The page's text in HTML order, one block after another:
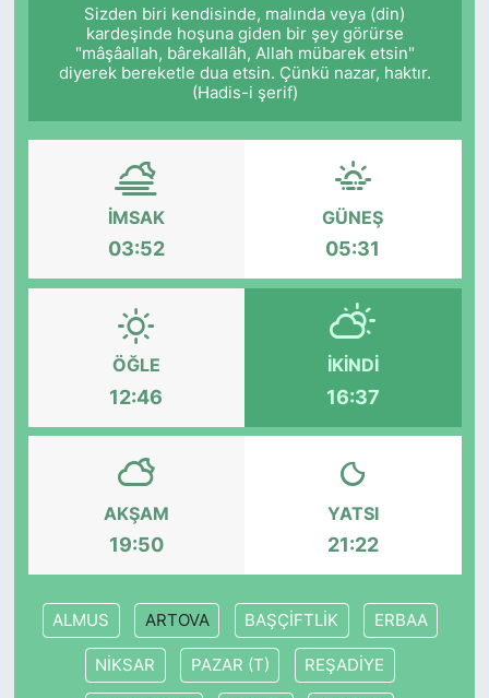
Sizden biri kendisinde, malında veya (din)
kardeşinde hoşuna giden bir şey görürse
"mâşâallah, bârekallâh, Allah mübarek etsin"
diyerek bereketle dua etsin. Çünkü nazar, haktır.
(Hadis-i şerif)
İMSAK
03:52
GÜNEŞ
05:31
ÖĞLE
12:46
İKINDI
16:37
AKŞAM
19:50
YATSI
21:22
ALMUS ARTOVA BAŞÇİFTLİK ERBAA
NİKSAR PAZAR (T) REŞADİYE
Haber Arşivi